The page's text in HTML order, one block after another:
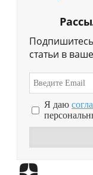
статьи в
Я даю